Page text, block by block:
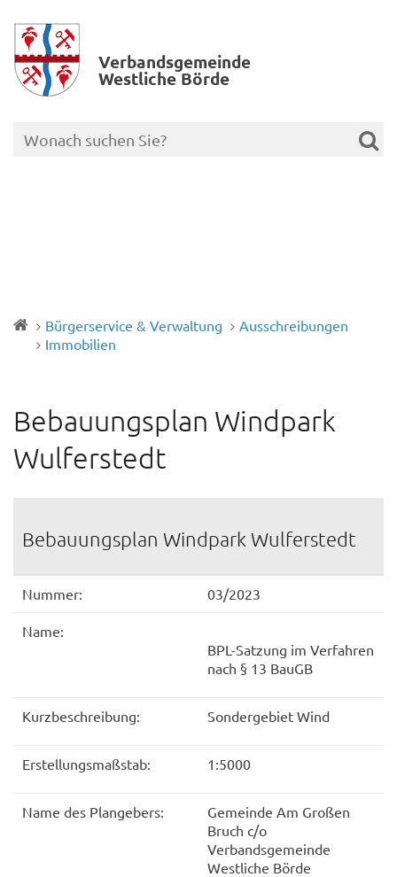
Verbands­gemeinde
Westliche Börde
Bürgerservice & Verwaltung
Ausschreibungen
Immobilien
Bebauungsplan Windpark
Wulferstedt
Bebauungsplan Windpark Wulferstedt
Nummer: 03/2023
Name:
BPL-Satzung im Verfahren
nach § 13 BauGB
Kurzbeschreibung: Sondergebiet Wind
Erstellungsmaßstab: 1:5000
Name des Plangebers:
Gemeinde Am Großen
Bruch c/o
Verbandsgemeinde
Westliche Börde